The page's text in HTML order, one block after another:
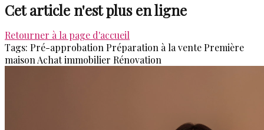
Cet article n'est plus en ligne
Retourner à la page d'accueil
Tags: Pré-approbation Préparation à la vente Première
maison Achat immobilier Rénovation